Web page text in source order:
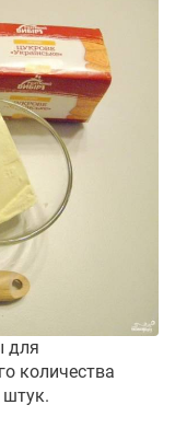
для
количества
штук.